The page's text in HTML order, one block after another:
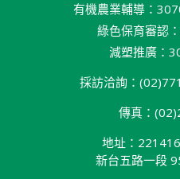
有機農業輔導：
綠色保育審認
減塑推廣：
採訪洽詢：
傳真：
地址：
新台五路一段